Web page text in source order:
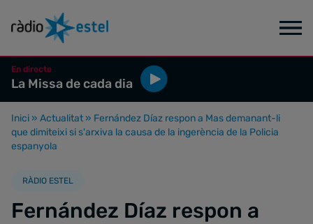
En directe
La Missa de cada dia
Inici » Actualitat » Fernández Díaz respon a Mas demanant-li
que dimiteixi si s'arxiva la causa de la ingerència de la Policia
espanyola
RÀDIO ESTEL
Fernández Díaz respon a